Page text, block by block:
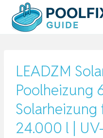
Inhalt
springen
LEADZM
Poolheizung
Solarheizung
24.000 l |